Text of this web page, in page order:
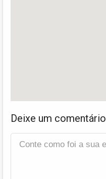
Deixe um comentário